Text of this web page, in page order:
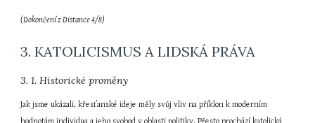
(Dokončení z Distance 4/8)
3. KATOLICISMUS A LIDSKÁ PRÁVA
3. 1. Historické proměny
Jak jsme ukázali, křesťanské ideje měly svůj vliv na příklon k moderním